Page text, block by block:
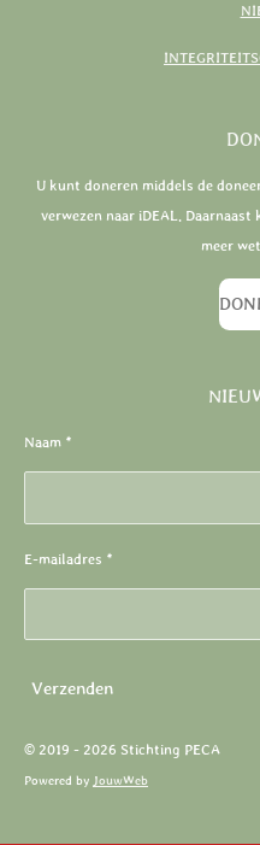
U kunt doneren middels de
verwezen naar iDEAL.
meer
Naam *
E-mailadres *
Verzenden
© 2019 - 2026 Stichting PECA
Powered by JouwWeb